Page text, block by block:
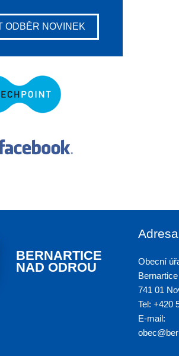
ODBĚR NOVINEK
BERNARTICE
NAD ODROU
Adresa
Obecní
741 01
Tel: +420
E-mail: